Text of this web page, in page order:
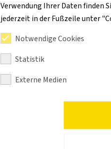
Verwendung Ihrer Daten finden
jederzeit in der Fußzeile unter
Notwendige Cookies
Statistik
Externe Medien